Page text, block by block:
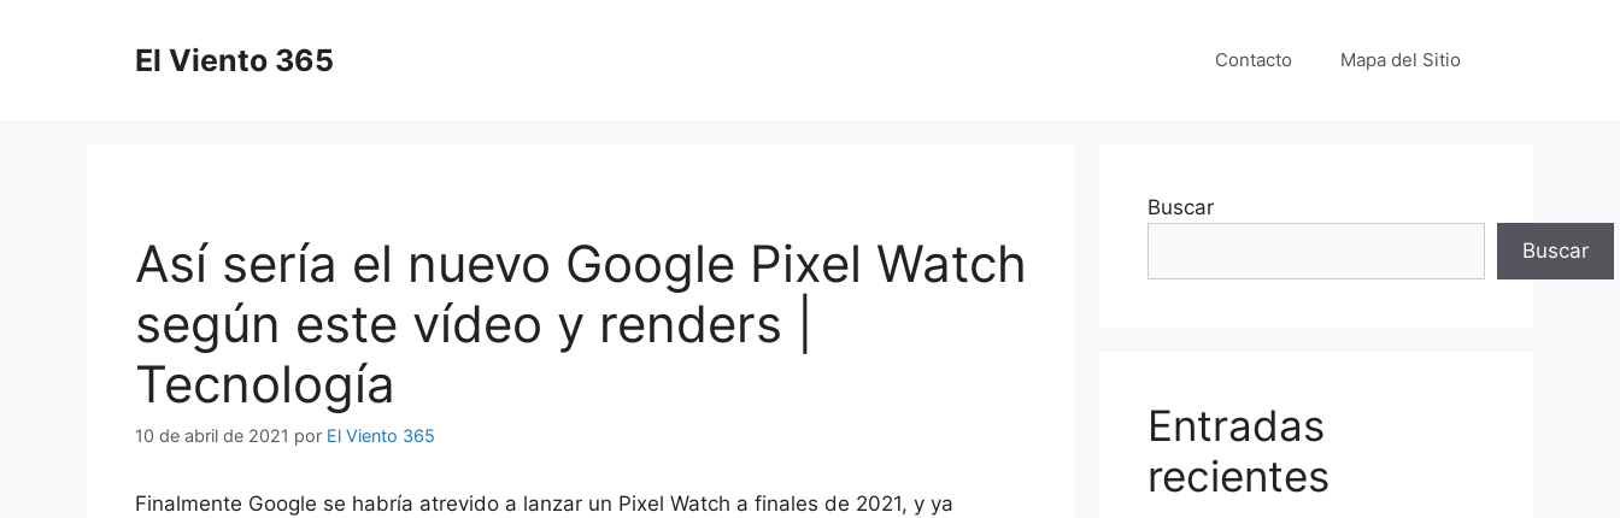
El Viento 365 Contacto Mapa del Sitio
Así sería el nuevo Google Pixel Watch
según este vídeo y renders |
Tecnología
10 de abril de 2021 por El Viento 365
Finalmente Google se habría atrevido a lanzar un Pixel Watch a finales de 2021, y ya
Buscar
Buscar
Entradas
recientes